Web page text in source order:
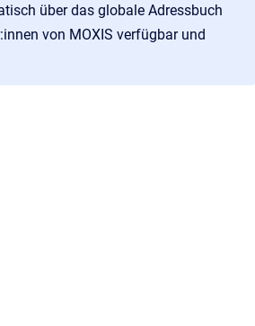
über das globale Adressbuch
von MOXIS verfügbar und